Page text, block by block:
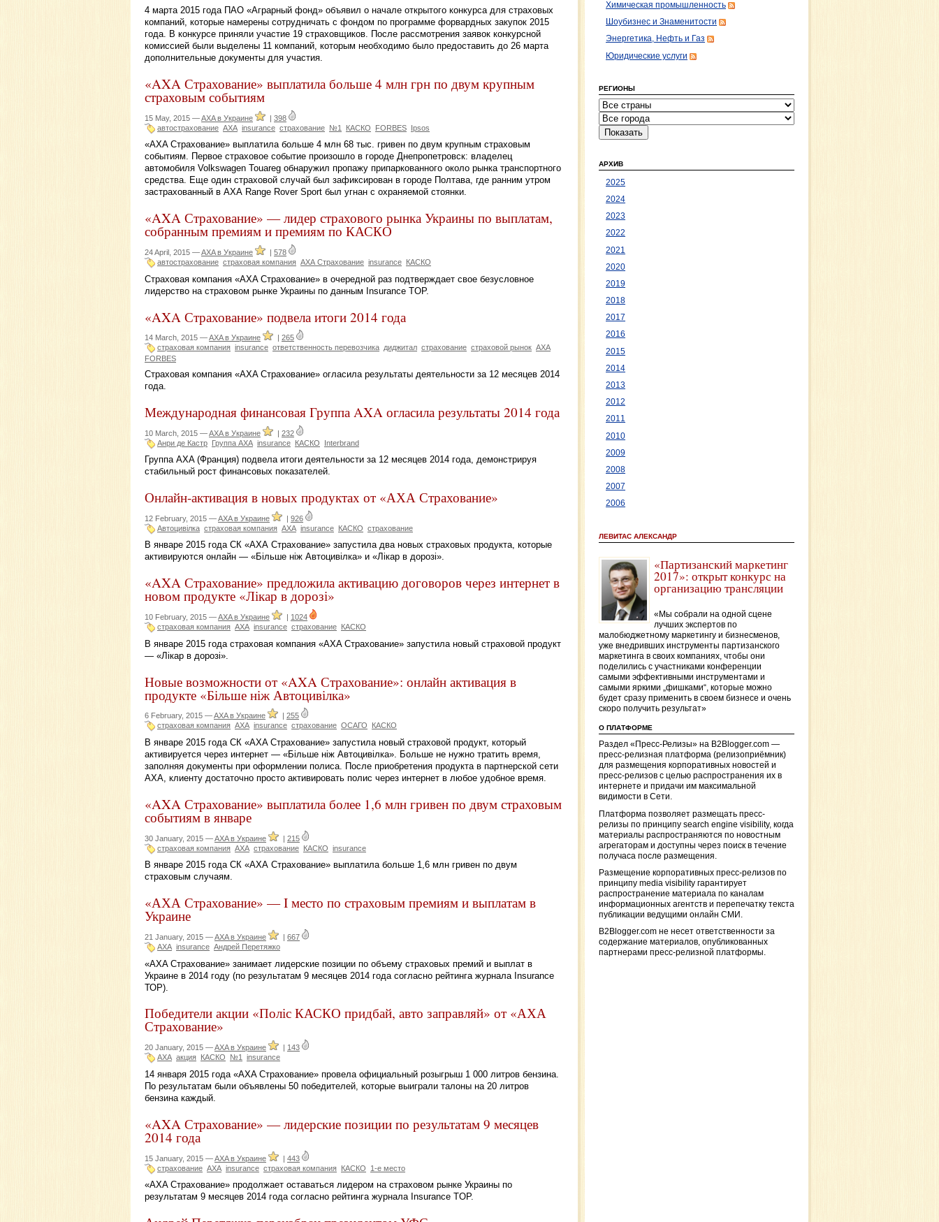
4 марта 2015 года ПАО «Аграрный фонд» объявил о начале открытого конкурса для страховых
компаний, которые намерены сотрудничать с фондом по программе форвардных закупок 2015
года. В конкурсе приняли участие 19 страховщиков. После рассмотрения заявок конкурсной
комиссией были выделены 11 компаний, которым необходимо было предоставить до 26 марта
дополнительные документы для участия.
«AXA Страхование» выплатила больше 4 млн грн по двум крупным
страховым событиям
15 May, 2015 —AXA в Украине | 398
автострахование АХА insurance страхование №1 КАСКО FORBES Ipsos
«AXA Страхование» выплатила больше 4 млн 68 тыс. гривен по двум крупным страховым
событиям. Первое страховое событие произошло в городе Днепропетровск: владелец
автомобиля Volkswagen Touareg обнаружил пропажу припаркованного около рынка транспортного
средства. Еще один страховой случай был зафиксирован в городе Полтава, где ранним утром
застрахованный в АХА Range Rover Sport был угнан с охраняемой стоянки.
«AXA Страхование» — лидер страхового рынка Украины по выплатам,
собранным премиям и премиям по КАСКО
24 April, 2015 —AXA в Украине | 578
автострахование страховая компания АХА Страхование insurance КАСКО
Страховая компания «AXA Страхование» в очередной раз подтверждает свое безусловное
лидерство на страховом рынке Украины по данным Insurance TOP.
«AXA Страхование» подвела итоги 2014 года
14 March, 2015 —AXA в Украине
265
страховая компания insurance ответственность перевозчика диджитал страхование страховой рынок AXA
FORBES
Страховая компания «AXA Страхование» огласила результаты деятельности за 12 месяцев 2014
года.
Международная финансовая Группа AXA огласила результаты 2014 года
10 March, 2015 —AXA в Украине | 232
Анри де Кастр Группа AXA insurance КАСКО Interbrand
Группа AXA (Франция) подвела итоги деятельности за 12 месяцев 2014 года, демонстрируя
стабильный рост финансовых показателей.
Онлайн-активация в новых продуктах от «АХА Страхование»
12 February, 2015 —AXA в Украине | 926
Автоцивілка страховая компания AXA insurance КАСКО страхование
В январе 2015 года СК «АХА Страхование» запустила два новых страховых продукта, которые
активируются онлайн — «Більше ніж Автоцивілка» и «Лікар в дорозі».
«AXA Страхование» предложила активацию договоров через интернет в
новом продукте «Лікар в дорозі»
10 February, 2015 —AXA в Украине
1024
страховая компания AXA insurance страхование КАСКО
В январе 2015 года страховая компания «AXA Страхование» запустила новый страховой продукт
— «Лікар в дорозі».
Новые возможности от «AXA Страхование»: онлайн активация в
продукте «Більше ніж Автоцивілка»
6 February, 2015 —AXA в Украине
255
страховая компания AXA insurance страхование ОСАГО КАСКО
В январе 2015 года СК «AXA Страхование» запустила новый страховой продукт, который
активируется через интернет — «Більше ніж Автоцивілка». Больше не нужно тратить время,
заполняя документы при оформлении полиса. После приобретения продукта в партнерской сети
AXA, клиенту достаточно просто активировать полис через интернет в любое удобное время.
«AXA Страхование» выплатила более 1,6 млн гривен по двум страховым
событиям в январе
30 January, 2015 —AXA в Украине | 215
страховая компания AXA страхование КАСКО insurance
В январе 2015 года СК «АХА Страхование» выплатила больше 1,6 млн гривен по двум
страховым случаям.
«АХА Страхование» — I место по страховым премиям и выплатам в
Украине
21 January, 2015 —AXA в Украине | 667
АХА insurance Андрей Перетяжко
«AXA Страхование» занимает лидерские позиции по объему страховых премий и выплат в
Украине в 2014 году (по результатам 9 месяцев 2014 года согласно рейтинга журнала Insurance
ТОР).
Победители акции «Поліс КАСКО придбай, авто заправляй» от «АХА
Страхование»
20 January, 2015 —AXA в Украине
143
АХА акция КАСКО №1 insurance
14 января 2015 года «AXA Страхование» провела официальный розыгрыш 1 000 литров бензина.
По результатам были объявлены 50 победителей, которые выиграли талоны на 20 литров
бензина каждый.
«AXA Страхование» — лидерские позиции по результатам 9 месяцев
2014 года
15 January, 2015 —AXA в Украине | 443
страхование AXA insurance страховая компания КАСКО 1-е место
«AXA Страхование» продолжает оставаться лидером на страховом рынке Украины по
результатам 9 месяцев 2014 года согласно рейтинга журнала Insurance TOP.
Химическая промышленность
Шоубизнес и Знаменитости
Энергетика, Нефть и Газ
Юридические услуги
РЕГИОНЫ
АРХИВ
2025
2024
2023
2022
2021
2020
2019
2018
2017
2016
2015
2014
2013
2012
2011
2010
2009
2008
2007
2006
ЛЕВИТАС АЛЕКСАНДР
«Партизанский маркетинг
2017»: открыт конкурс на
организацию трансляции
«Мы собрали на одной сцене
лучших экспертов по
малобюджетному маркетингу и бизнесменов,
уже внедривших инструменты партизанского
маркетинга в своих компаниях, чтобы они
поделились с участниками конференции
самыми эффективными инструментами и
самыми яркими „фишками“, которые можно
будет сразу применить в своем бизнесе и очень
скоро получить результат»
О ПЛАТФОРМЕ
Раздел «Пресс-Релизы» на B2Blogger.com —
пресс-релизная платформа (релизоприёмник)
для размещения корпоративных новостей и
пресс-релизов с целью распространения их в
интернете и придачи им максимальной
видимости в Сети.
Платформа позволяет размещать пресс-
релизы по принципу search engine visibility, когда
материалы распространяются по новостным
агрегаторам и доступны через поиск в течение
получаса после размещения.
Размещение корпоративных пресс-релизов по
принципу media visibility гарантирует
распространение материала по каналам
информационных агентств и перепечатку текста
публикации ведущими онлайн СМИ.
B2Blogger.com не несет ответственности за
содержание материалов, опубликованных
партнерами пресс-релизной платформы.